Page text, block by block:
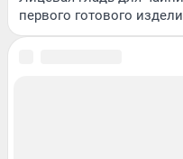
первого готового